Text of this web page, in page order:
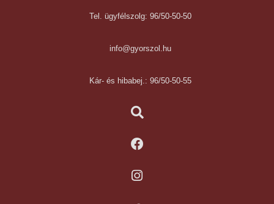
Tel. ügyfélszolg: 96/50-50-50
info@gyorszol.hu
Kár- és hibabej.: 96/50-50-55